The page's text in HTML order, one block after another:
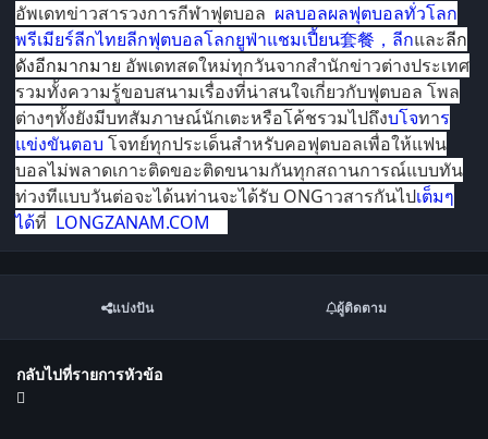
อัพเดทข่าวสารวงการกีฬาฟุตบอล ผลบอลผลฟุตบอลทั่วโลก
พรีเมียร์ลีกไทยลีกฟุตบอลโลกยูฟ่าแชมเปี้ยน套餐，ลีกและลีก
ดังอีกมากมาย อัพเดทสดใหม่ทุกวันจากสำนักข่าวต่างประเทศ
รวมทั้งความรู้ขอบสนามเรื่องที่น่าสนใจเกี่ยวกับฟุตบอล โพล
ต่างๆทั้งยังมีบทสัมภาษณ์นักเตะหรือโค้ชรวมไปถึงบโจทาร
แข่งขันตอบ โจทย์ทุกประเด็นสำหรับคอฟุตบอลเพื่อให้แฟน
บอลไม่พลาดเกาะติดขอะติดขนามกันทุกสถานการณ์แบบทัน
ท่วงทีแบบวันต่อจะได้นท่านจะได้รับ ONGาวสารกันไปเต็มๆ
ได้ที่ LONGZANAM.COM
แบ่งปัน ผู้ติดตาม
กลับไปที่รายการหัวข้อ